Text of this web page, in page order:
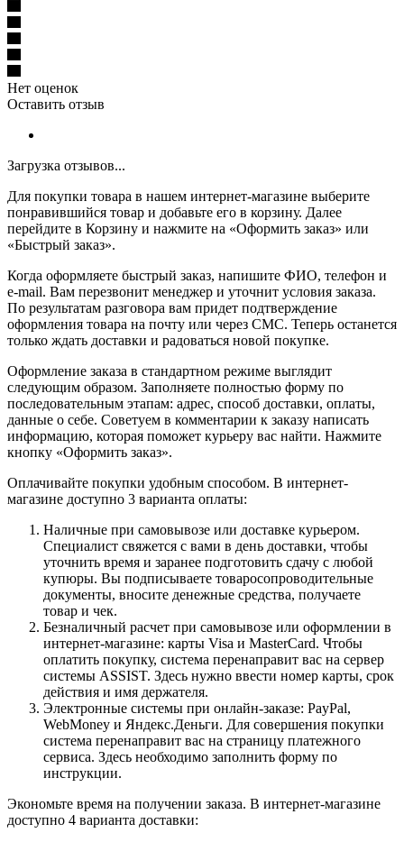
Нет оценок
Оставить отзыв
Загрузка отзывов...
Для покупки товара в нашем интернет-магазине выберите
понравившийся товар и добавьте его в корзину. Далее
перейдите в Корзину и нажмите на «Оформить заказ» или
«Быстрый заказ».
Когда оформляете быстрый заказ, напишите ФИО, телефон и
e-mail. Вам перезвонит менеджер и уточнит условия заказа.
По результатам разговора вам придет подтверждение
оформления товара на почту или через СМС. Теперь останется
только ждать доставки и радоваться новой покупке.
Оформление заказа в стандартном режиме выглядит
следующим образом. Заполняете полностью форму по
последовательным этапам: адрес, способ доставки, оплаты,
данные о себе. Советуем в комментарии к заказу написать
информацию, которая поможет курьеру вас найти. Нажмите
кнопку «Оформить заказ».
Оплачивайте покупки удобным способом. В интернет-
магазине доступно 3 варианта оплаты:
Наличные при самовывозе или доставке курьером.
Специалист свяжется с вами в день доставки, чтобы
уточнить время и заранее подготовить сдачу с любой
купюры. Вы подписываете товаросопроводительные
документы, вносите денежные средства, получаете
товар и чек.
Безналичный расчет при самовывозе или оформлении в
интернет-магазине: карты Visa и MasterCard. Чтобы
оплатить покупку, система перенаправит вас на сервер
системы ASSIST. Здесь нужно ввести номер карты, срок
действия и имя держателя.
Электронные системы при онлайн-заказе: PayPal,
WebMoney и Яндекс.Деньги. Для совершения покупки
система перенаправит вас на страницу платежного
сервиса. Здесь необходимо заполнить форму по
инструкции.
Экономьте время на получении заказа. В интернет-магазине
доступно 4 варианта доставки: